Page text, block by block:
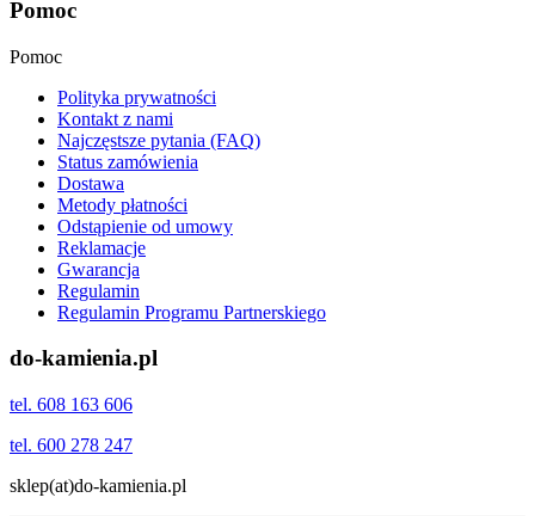
Pomoc
Pomoc
Polityka prywatności
Kontakt z nami
Najczęstsze pytania (FAQ)
Status zamówienia
Dostawa
Metody płatności
Odstąpienie od umowy
Reklamacje
Gwarancja
Regulamin
Regulamin Programu Partnerskiego
do-kamienia.pl
tel. 608 163 606
tel. 600 278 247
sklep(at)do-kamienia.pl